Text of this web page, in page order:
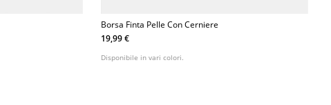
Borsa Finta Pelle Con Cerniere
19,99 €
Disponibile in vari colori.